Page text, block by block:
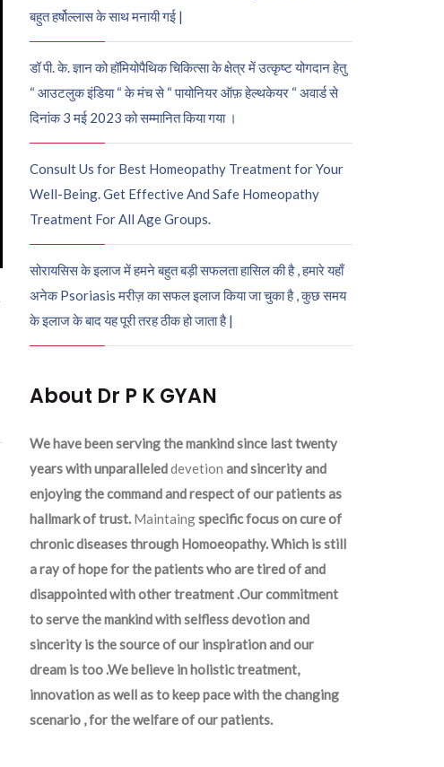
बहुत हर्षोल्लास के साथ मनायी गई |
डॉ पी. के. ज्ञान को हॉमियोपैथिक चिकित्सा के क्षेत्र में उत्कृष्ट योगदान हेतु
“ आउटलुक इंडिया “ के मंच से “ पायोनियर ऑफ़ हेल्थकेयर “ अवार्ड से
दिनांक 3 मई 2023 को सम्मानित किया गया ।
Consult Us for Best Homeopathy Treatment for Your
Well-Being. Get Effective And Safe Homeopathy
Treatment For All Age Groups.
सोरायसिस के इलाज में हमने बहुत बड़ी सफलता हासिल की है , हमारे यहाँ
अनेक Psoriasis मरीज़ का सफल इलाज किया जा चुका है , कुछ समय
के इलाज के बाद यह पूरी तरह ठीक हो जाता है |
About Dr P K GYAN
We have been serving the mankind since last twenty
years with unparalleleddevetion and sincerity and
enjoying the command and respect of our patients as
hallmark of trust. Maintaingspecific focus on cure of
chronic diseases through Homoeopathy. Which is still
a ray of hope for the patients who are tired of and
disappointed with other treatment .Our commitment
to serve the mankind with selfless devotion and
sincerity is the source of our inspiration and our
dream is too .We believe in holistic treatment,
innovation as well as to keep pace with the changing
scenario , for the welfare of our patients.